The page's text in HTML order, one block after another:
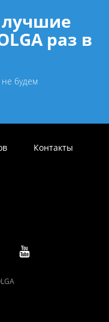
лучшие
раз в
будем
Контакты